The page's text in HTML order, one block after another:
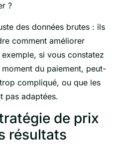
?
des données brutes : ils
comment améliorer
exemple, si vous constatez
du paiement, peut-
compliqué, ou que les
pas adaptées.
de prix
résultats